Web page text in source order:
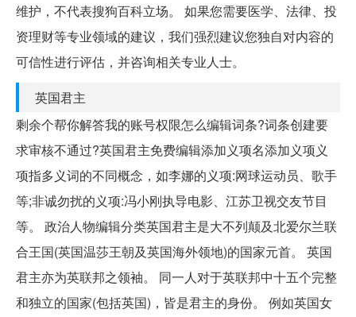
维护，不代表搜狗百科立场。 如果您需要医学、法律、投
资理财等专业领域的建议，我们强烈建议您独自对内容的
可信性进行评估，并咨询相关专业人士。
英国君主
剩余个帮你解答我的账号权限怎么编辑词条?词条创建要
求审核不通过?英国君主免费编辑添加义项名添加义项义
项指多义词的不同概念，如李娜的义项:网球运动员、歌手
等;非诚勿扰的义项:冯小刚执导电影、江苏卫视交友节目
等。 政治人物编辑分类英国君主是大不列颠及北爱尔兰联
合王国(英国温莎王朝及英国海外领地)的国家元首。 英国
君主亦为英联邦之领袖。 同一人对于英联邦中十五个完整
和独立的国家(包括英国)，皆是君主的身份。 例如英国女